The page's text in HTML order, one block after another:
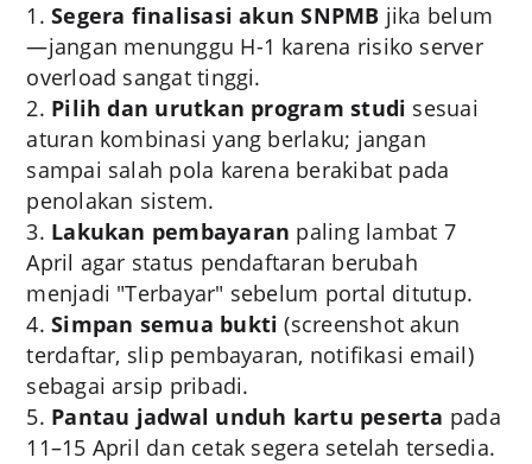
Segera finalisasi akun SNPMB jika belum
—jangan menunggu H-1 karena risiko server
overload sangat tinggi.
Pilih dan urutkan program studi sesuai
aturan kombinasi yang berlaku; jangan
sampai salah pola karena berakibat pada
penolakan sistem.
Lakukan pembayaran paling lambat 7
April agar status pendaftaran berubah
menjadi "Terbayar" sebelum portal ditutup.
Simpan semua bukti (screenshot akun
terdaftar, slip pembayaran, notifikasi email)
sebagai arsip pribadi.
Pantau jadwal unduh kartu peserta pada
11–15 April dan cetak segera setelah tersedia.